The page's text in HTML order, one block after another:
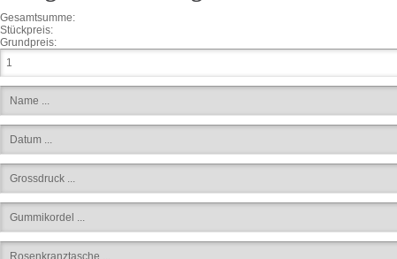
Gesamtsumme:
Stückpreis:
Grundpreis: